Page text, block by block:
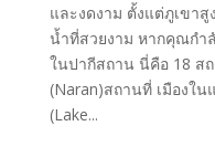
และงดงาม ตั้งแต่ภูเขา
น้ำที่สวยงาม หากคุณกำ
ในปากีสถาน นี่คือ 18 ส
(Naran)สถานที่ เมืองใ
(Lake...